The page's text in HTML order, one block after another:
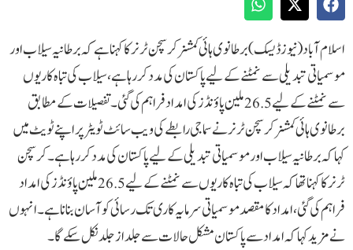
اسلام آباد(نیوزڈیسک) برطانوی ہائی کمشنر کرسچن ٹرنر کا کہنا ہے کہ برطانیہ سیلاب اور
موسمیاتی تبدیلی سے نمٹنے کے لیے پاکستان کی مدد کر رہا ہے، سیلاب کی تباہ کاریوں
سے نمٹنے کے لیے 26.5 ملین پاؤنڈز کی امداد فراہم کی گئی۔تفصیلات کے مطابق
برطانوی ہائی کمشنر کرسچن ٹرنر نے سماجی رابطے کی ویب سائٹ ٹویٹر پر اپنے ٹویٹ میں
کہا کہ برطانیہ سیلاب اور موسمیاتی تبدیلی کے لیے پاکستان کی مدد کر رہا ہے۔کرسچن
ٹرنر کا کہنا تھا کہ سیلاب کی تباہ کاریوں سے نمٹنے کے لیے 26.5 ملین پاؤنڈز کی امداد
فراہم کی گئی، امداد کا مقصد موسمیاتی سرمایہ کاری تک رسائی کو آسان بنانا ہے۔انہوں
نے مزید کہا کہ امداد سے پاکستان مشکل حالات سے جلد از جلد نکل سکے گا۔